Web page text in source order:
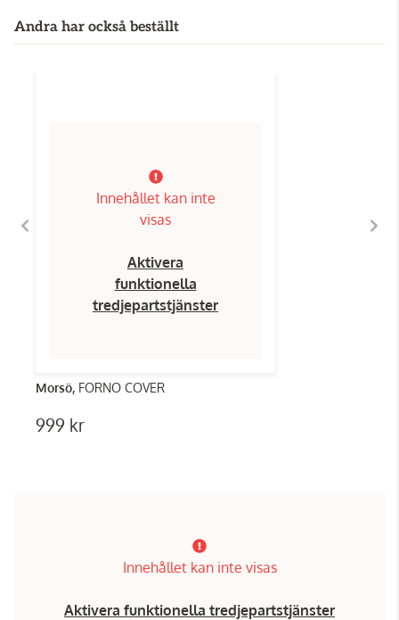
Andra har också beställt
Innehållet kan inte
visas
Aktivera
funktionella
tredjepartstjänster
Morsö, FORNO COVER
999 kr
Innehållet kan inte visas
Aktivera funktionella tredjepartstjänster